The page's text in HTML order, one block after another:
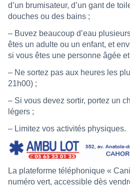
d’un brumisateur, d’un gant de
douches ou des bains ;
– Buvez beaucoup d’eau
êtes un adulte ou un enfant, et
si vous êtes une personne âgée
– Ne sortez pas aux heures les
21h00) ;
– Si vous devez sortir, portez un
légers ;
– Limitez vos activités physiques.
La plateforme téléphonique «
numéro vert, accessible dès